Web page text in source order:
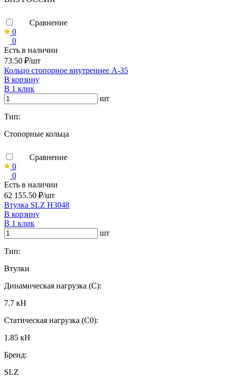
Сравнение
0
0
Есть в наличии
73.50 ₽/шт
Кольцо стопорное внутреннее А-35
В корзину
В 1 клик
шт
Тип:
Стопорные кольца
Сравнение
0
0
Есть в наличии
62 155.50 ₽/шт
Втулка SLZ H3048
В корзину
В 1 клик
шт
Тип:
Втулки
Динамическая нагрузка (C):
7.7 кН
Статическая нагрузка (C0):
1.85 кН
Бренд:
SLZ